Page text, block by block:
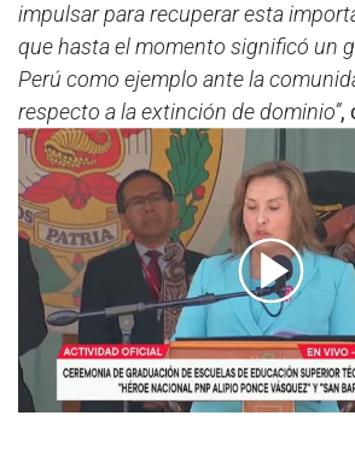
impulsar para recuperar esta
que hasta el momento significó un
Perú como ejemplo ante la
respecto a la extinción de dominio”,
00:00/02:33